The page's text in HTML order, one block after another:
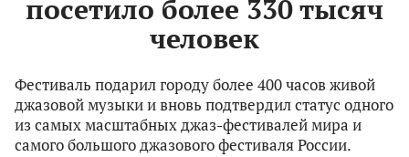
посетило более 330 тысяч
человек
Фестиваль подарил городу более 400 часов живой
джазовой музыки и вновь подтвердил статус одного
из самых масштабных джаз-фестивалей мира и
самого большого джазового фестиваля России.